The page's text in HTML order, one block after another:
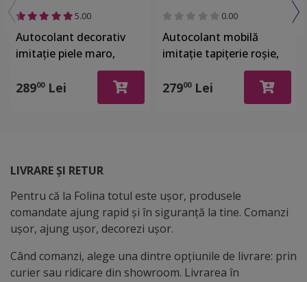
5.00
Autocolant decorativ
imitaţie piele maro,
Folina, rolă de 125x200
cm, racleta inclusa
28900Lei
0.00
Autocolant mobilă
imitaţie tapiţerie roşie,
Dimex Chesterfield, rolă
de 60x270 cm
27900Lei
LIVRARE ȘI RETUR
Pentru că la Folina totul este ușor, produsele
comandate ajung rapid și în siguranță la tine. Comanzi
ușor, ajung ușor, decorezi ușor.
Când comanzi, alege una dintre opțiunile de livrare: prin
curier sau ridicare din showroom. Livrarea în